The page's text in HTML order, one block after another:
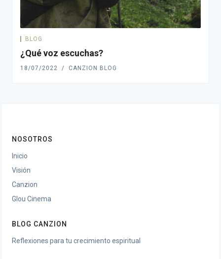
BLOG
¿Qué voz escuchas?
18/07/2022 CANZION BLOG
NOSOTROS
Inicio
Visión
Canzion
Glou Cinema
BLOG CANZION
Reflexiones para tu crecimiento espiritual